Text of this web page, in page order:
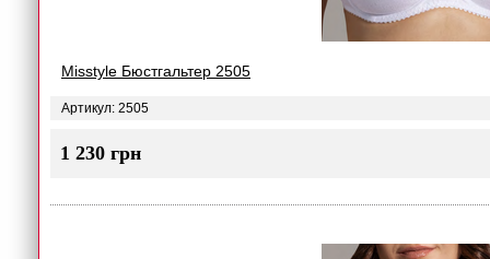
Misstyle Бюстгальтер 2505
Артикул: 2505
1 230 грн